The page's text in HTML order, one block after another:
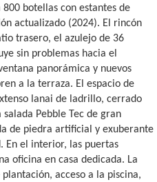
botellas con estantes de
actualizado (2024). El rincón
trasero, el azulejo de 36
sin problemas hacia el
panorámica y nuevos
a la terraza. El espacio de
lanai de ladrillo, cerrado
Pebble Tec de gran
de piedra artificial y exuberante
En el interior, las puertas
oficina en casa dedicada. La
acceso a la piscina,